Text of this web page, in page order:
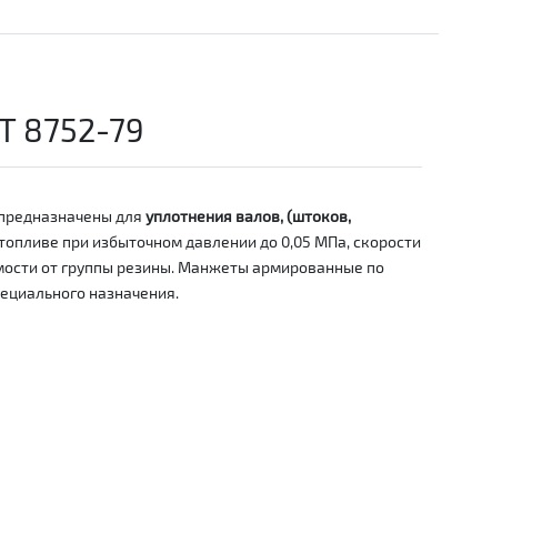
8752-79
для уплотнения валов, (штоков,
при избыточном давлении до 0,05 МПа, скорости
от группы резины. Манжеты армированные по
назначения.